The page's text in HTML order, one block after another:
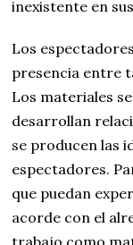
inexistente en
Los
presencia entre
Los materiales
desarrollan
se producen las
espectadores.
que puedan
acorde con el